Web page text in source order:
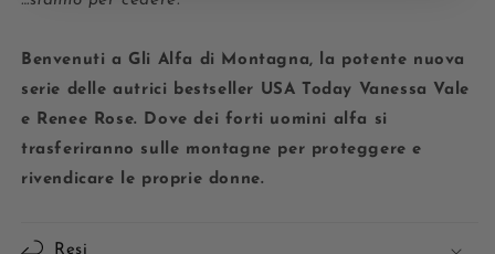
Benvenuti a Gli Alfa di Montagna, la potente nuova
serie delle autrici bestseller USA Today Vanessa Vale
e Renee Rose. Dove dei forti uomini alfa si
trasferiranno sulle montagne per proteggere e
rivendicare le proprie donne.
Resi